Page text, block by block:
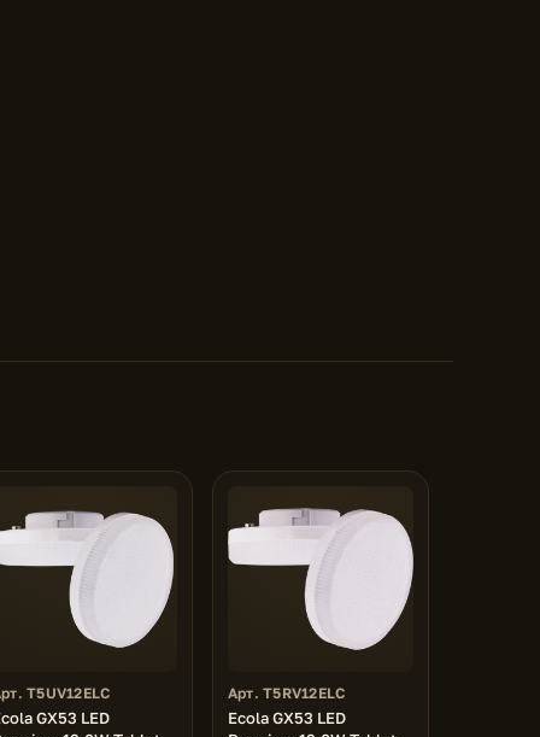
T5UV12ELC
GX53 LED
Арт. T5RV12ELC
Ecola GX53 LED